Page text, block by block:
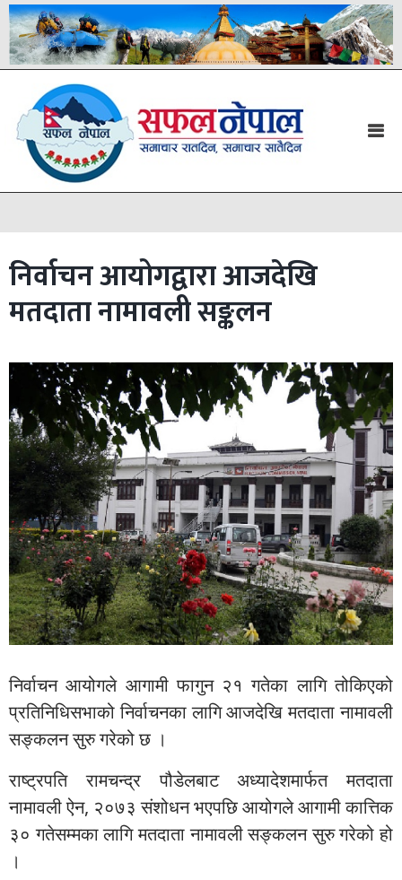
निर्वाचन आयोगद्वारा आजदेखि
मतदाता नामावली सङ्कलन
निर्वाचन आयोगले आगामी फागुन २१ गतेका लागि तोकिएको
प्रतिनिधिसभाको निर्वाचनका लागि आजदेखि मतदाता नामावली
सङ्कलन सुरु गरेको छ ।
राष्ट्रपति रामचन्द्र पौडेलबाट अध्यादेशमार्फत मतदाता
नामावली ऐन, २०७३ संशोधन भएपछि आयोगले आगामी कात्तिक
३० गतेसम्मका लागि मतदाता नामावली सङ्कलन सुरु गरेको हो
।